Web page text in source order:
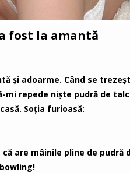
fost la amantă
şi adoarme. Când se
mi repede nişte pudră de
Soţia furioasă:
are mâinile pline de pudră